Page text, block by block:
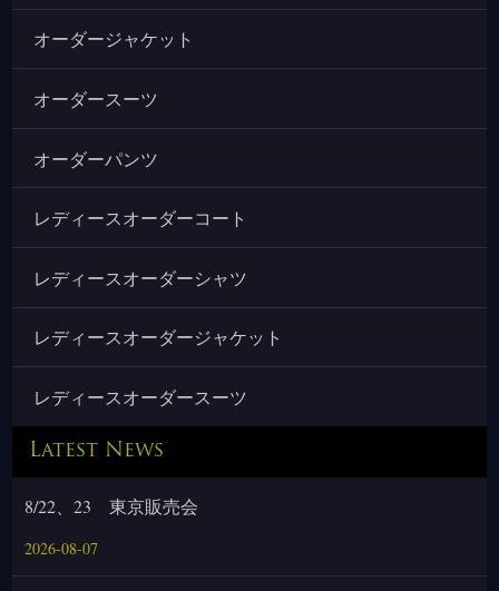
オーダージャケット
オーダースーツ
オーダーパンツ
レディースオーダーコート
レディースオーダーシャツ
レディースオーダージャケット
レディースオーダースーツ
Latest News
8/22、23 東京販売会
2026-08-07